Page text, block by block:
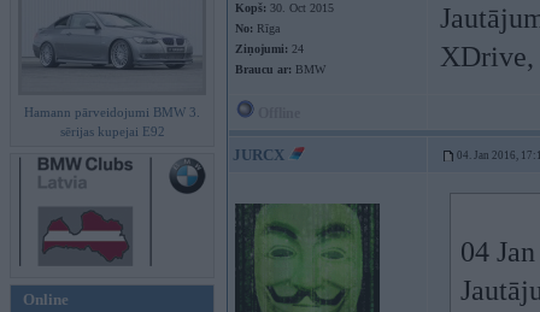
Hamann pārveidojumi BMW 3.
sērijas kupejai E92
Online
Kopš: 30. Oct 2015
No: Rīga
Ziņojumi: 24
Braucu ar: BMW
XDrive,
JURCX 04. Jan 2016,
04